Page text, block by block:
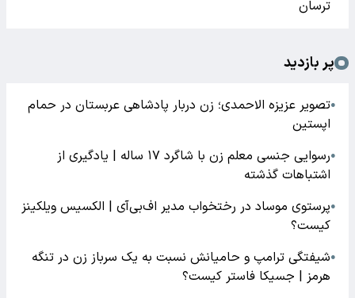
ترسان
پر بازدید
●تصویر عزیزه الاحمدی؛ زن دربار پادشاهی عربستان در حمام
اپستین
●
رسوایی جنسی معلم زن با شاگرد ۱۷ ساله | یادگیری از
اشتباهات گذشته
●پرستوی موساد در رختخواب مدیر اف‌بی‌آی | الکسیس ویلکینز
کیست؟
●شیفتگی ترامپ و حامیانش نسبت به یک سرباز زن در تنگه
هرمز | جسیکا فاستر کیست؟